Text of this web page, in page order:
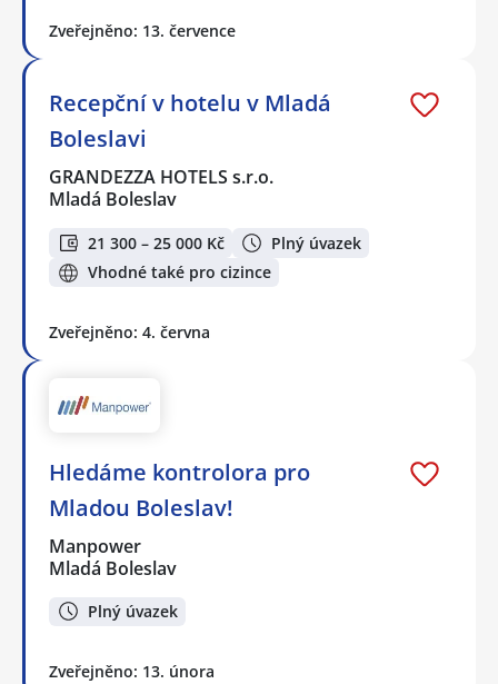
Zveřejněno: 13. července
Recepční v hotelu v Mladá
Boleslavi
GRANDEZZA HOTELS s.r.o.
Mladá Boleslav
21 300 – 25 000 Kč
Plný úvazek
Vhodné také pro cizince
Zveřejněno: 4. června
Hledáme kontrolora pro
Mladou Boleslav!
Manpower
Mladá Boleslav
Plný úvazek
Zveřejněno: 13. února